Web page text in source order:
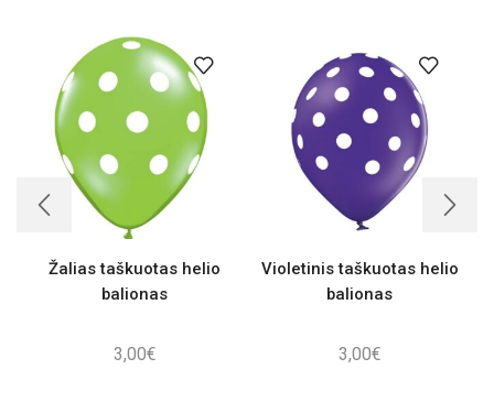
Žalias taškuotas helio
balionas
3,00€
Violetinis taškuotas helio
balionas
3,00€